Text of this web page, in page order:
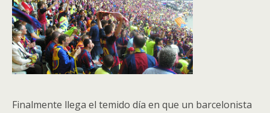
Finalmente llega el temido día en que un barcelonista